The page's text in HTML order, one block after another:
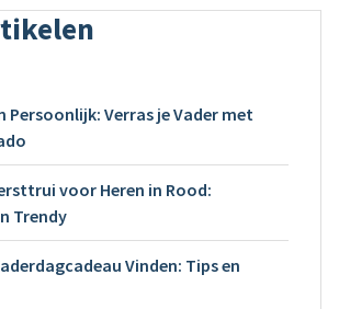
Persoonlijk: Verras je Vader met
voor Heren in Rood:
Trendy
Vinden: Tips en